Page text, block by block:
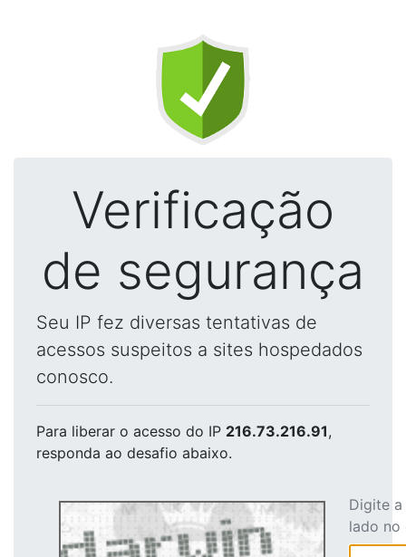
Verificação
de segurança
Seu IP fez diversas tentativas de
acessos suspeitos a sites hospedados
conosco.
Para liberar o acesso do IP 216.73.216.91,
responda ao desafio abaixo.
Digite
lado no